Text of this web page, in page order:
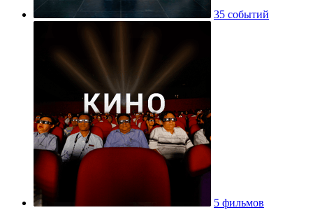
35 событий
5 фильмов